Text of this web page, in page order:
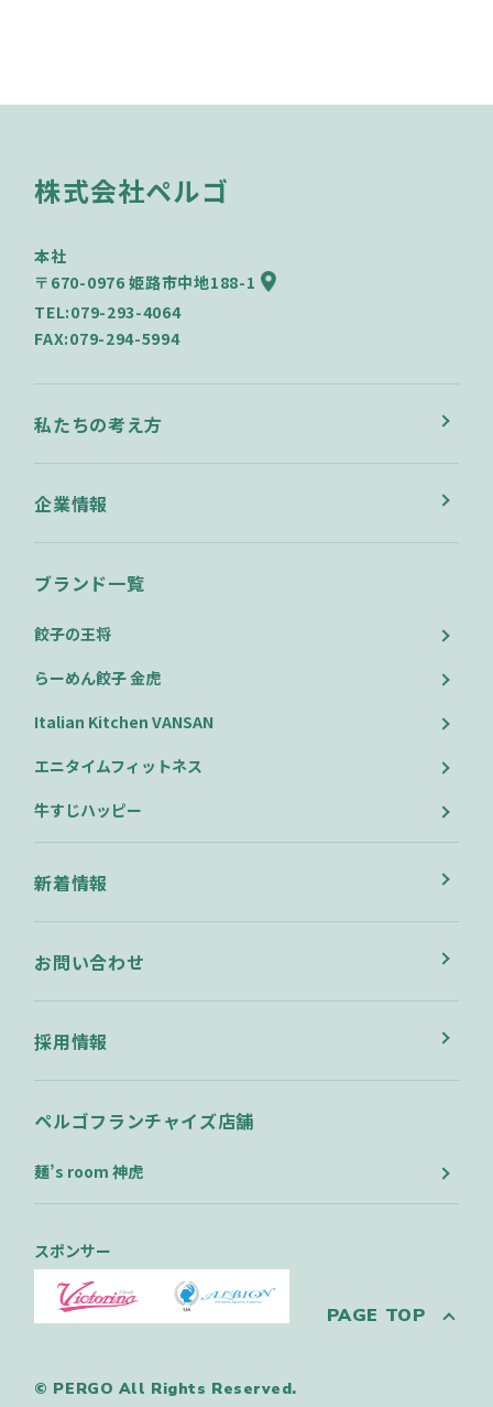
株式会社ペルゴ
本社
〒670-0976 姫路市中地188-1
TEL:079-293-4064
FAX:079-294-5994
私たちの考え方
企業情報
ブランド一覧
餃子の王将
らーめん餃子 金虎
Italian Kitchen VANSAN
エニタイムフィットネス
牛すじハッピー
新着情報
お問い合わせ
採用情報
ペルゴフランチャイズ店舗
麺’s room 神虎
スポンサー
PAGE TOP
© PERGO All Rights Reserved.